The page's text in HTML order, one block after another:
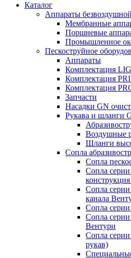
Каталог
Аппараты
Мембранные
Поршневые
Промышленное
Пескоструйное
Аппараты
Комплектация
Комплектация
Комплектация
Запчасти
Насадки GN
Рукава и шланги
Воздушные
Шланги
Сопла
Сопла
Сопла
Сопла
канала
Сопла
Сопла
Вентури
Сопла
рукав)